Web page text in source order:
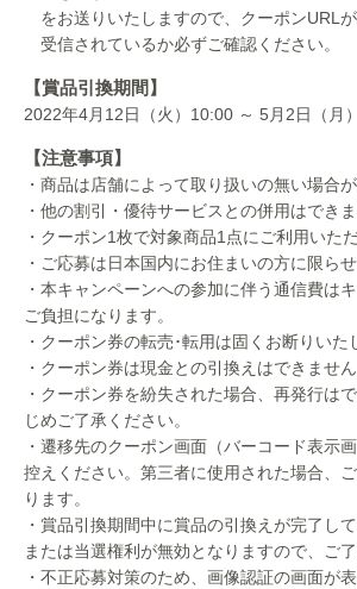
をお送りいたしますので、クーポンURL
受信されているか必ずご確認ください。
【賞品引換期間】
2022年4月12日（火）10:00 ～ 5月2日（月
【注意事項】
・商品は店舗によって取り扱いの無い場合が
・他の割引・優待サービスとの併用はできま
・クーポン1枚で対象商品1点にご利用いただ
・ご応募は日本国内にお住まいの方に限ら
・本キャンペーンへの参加に伴う通信費は
ご負担になります。
・クーポン券の転売･転用は固くお断りいた
・クーポン券は現金との引換えはできません
・クーポン券を紛失された場合、再発行は
じめご了承ください。
・遷移先のクーポン画面（バーコード表示
控えください。第三者に使用された場合、
ります。
・賞品引換期間中に賞品の引換えが完了し
または当選権利が無効となりますので、ご了
・不正応募対策のため、画像認証の画面が